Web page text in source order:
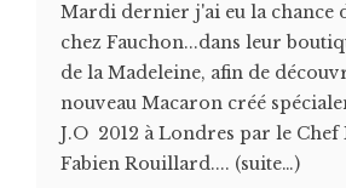
Mardi dernier j'ai eu la chance
chez Fauchon...dans leur
de la Madeleine, afin de
nouveau Macaron créé
J.O 2012 à Londres par le Chef
Fabien Rouillard.... (suite…)